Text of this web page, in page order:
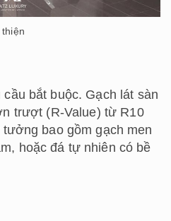
bắt buộc. Gạch lát sàn
trượt (R-Value) từ R10
bao gồm gạch men
hoặc đá tự nhiên có bề